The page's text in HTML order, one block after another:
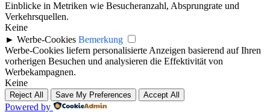
Einblicke in Metriken wie Besucheranzahl, Absprungrate und
Verkehrsquellen.
Keine
► Werbe-Cookies Bemerkung
Werbe-Cookies liefern personalisierte Anzeigen basierend auf Ihren
vorherigen Besuchen und analysieren die Effektivität von
Werbekampagnen.
Keine
Reject All Save My Preferences Accept All
Powered by